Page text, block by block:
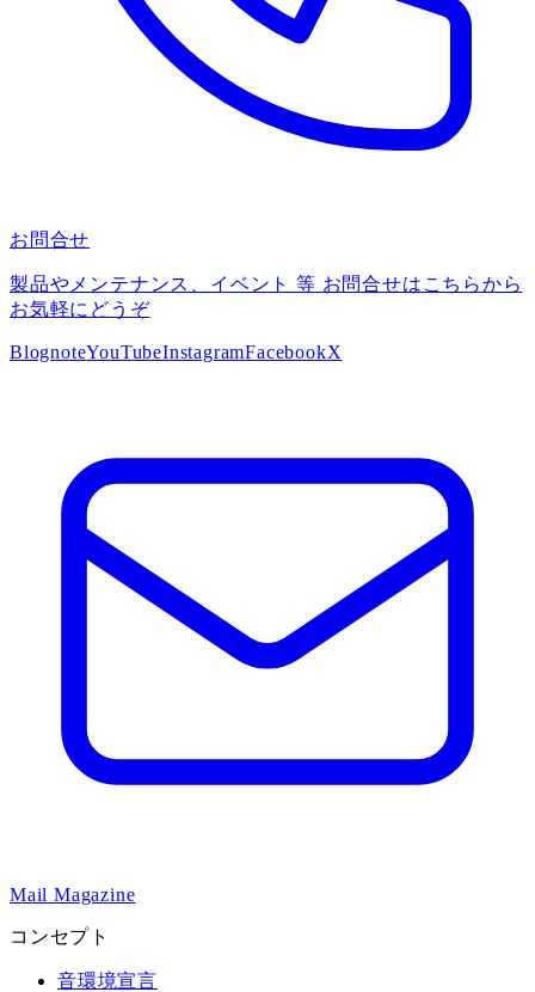
お問合せ
製品やメンテナンス、イベント 等 お問合せはこちらから
お気軽にどうぞ
BlognoteYouTubeInstagramFacebookX
Mail Magazine
コンセプト
音環境宣言